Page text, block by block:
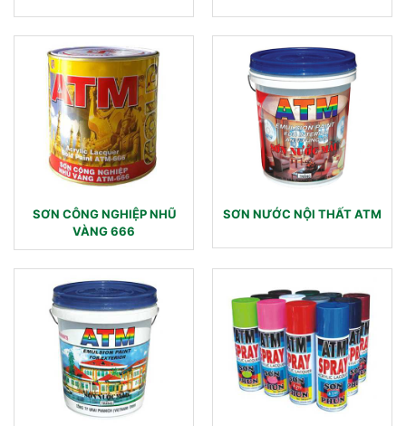
SƠN CÔNG NGHIỆP NHŨ
VÀNG 666
SƠN NƯỚC NỘI THẤT ATM